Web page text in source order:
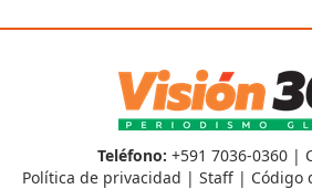
Teléfono: +591 7036-0360 |
Política de privacidad | Staff| Código